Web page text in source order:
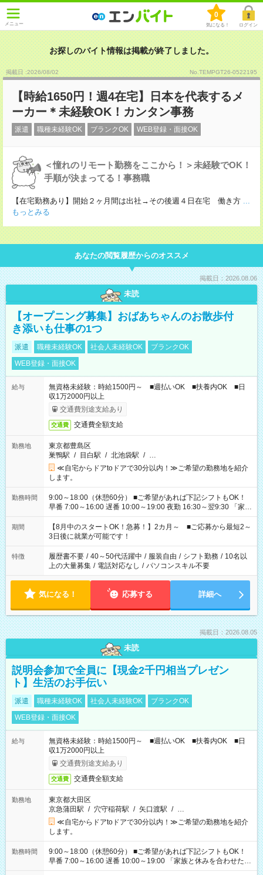
メニュー
0
気になる！ ログイン
お探しのバイト情報は掲載が終了しました。
掲載日 :2026/08/02 No.TEMPGT26-0522195
【時給1650円！週4在宅】日本を代表するメ
ーカー＊未経験OK！カンタン事務
派遣 職種未経験OK ブランクOK WEB登録・面接OK
＜憧れのリモート勤務をここから！＞未経験でOK！
手順が決まってる！事務職
【在宅勤務あり】開始２ヶ月間は出社→その後週４日在宅 働き方 ...
もっとみる
あなたの閲覧履歴からのオススメ
掲載日：2026.08.06
未読
【オープニング募集】おばあちゃんのお散歩付
き添いも仕事の1つ
派遣 職種未経験OK 社会人未経験OK
ブランクOK
WEB登録・面接OK
給与
無資格未経験：時給1500円～ ■週払いOK ■扶養内OK ■日
収1万2000円以上
交通費別途支給あり
交通費 交通費全額支給
勤務地
東京都豊島区
巣鴨駅 / 目白駅 / 北池袋駅 / …
≪自宅からドアtoドアで30分以内！≫ご希望の勤務地を紹介
します。
勤務時間
9:00～18:00（休憩60分） ■ご希望があれば下記シフトもOK！
早番 7:00～16:00 遅番 10:00～19:00 夜勤 16:30～翌9:30 「家族
と休みを合わせたい」 「余裕を持って夕飯の準備がしたい」
「できれば残業はしたくない」 など、ご希望を教えてください
ね。 ※Wワーク希望の方へ 今ご覧のお仕事で希望する勤務時間
と、もう1つのお仕事の勤務時間。 合計で週40時間を超える場
合は応募できません。
期間
【8月中のスタートOK！急募！】2カ月～ ■ご応募から最短2～
3日後に就業が可能です！
特徴 履歴書不要 / 40～50代活躍中 / 服装自由 / シフト勤務 / 10名以
上の大量募集 / 電話対応なし / パソコンスキル不要
気になる！ 応募する 詳細へ
掲載日：2026.08.05
未読
説明会参加で全員に【現金2千円相当プレゼン
ト】生活のお手伝い
派遣 職種未経験OK 社会人未経験OK
ブランクOK
WEB登録・面接OK
給与
無資格未経験：時給1500円～ ■週払いOK ■扶養内OK ■日
収1万2000円以上
交通費別途支給あり
交通費 交通費全額支給
勤務地
東京都大田区
京急蒲田駅 / 穴守稲荷駅 / 矢口渡駅 / …
≪自宅からドアtoドアで30分以内！≫ご希望の勤務地を紹介
します。
勤務時間
9:00～18:00（休憩60分） ■ご希望があれば下記シフトもOK！
早番 7:00～16:00 遅番 10:00～19:00 「家族と休みを合わせた
い」 「余裕を持って夕飯の準備がしたい」 「できれば残業はし